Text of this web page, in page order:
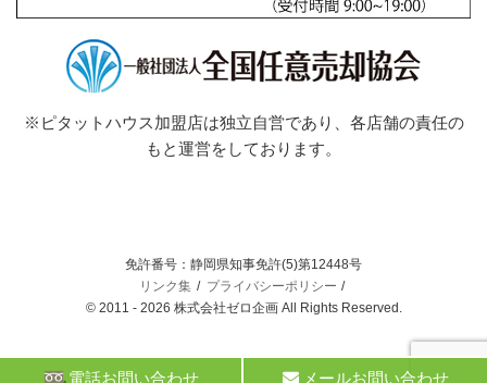
電話お問い合わせ メールお問い合わせ
※ピタットハウス加盟店は独立自営であり、各店舗の責任の
もと運営をしております。
免許番号：静岡県知事免許(5)第12448号
リンク集
プライバシーポリシー
© 2011 - 2026 株式会社ゼロ企画 All Rights Reserved.